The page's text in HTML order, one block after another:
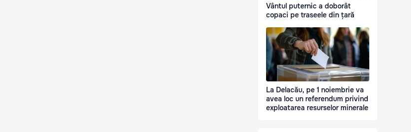
Vântul puternic a doborât
copaci pe traseele din țară
La Delacău, pe 1 noiembrie va
avea loc un referendum privind
exploatarea resurselor minerale